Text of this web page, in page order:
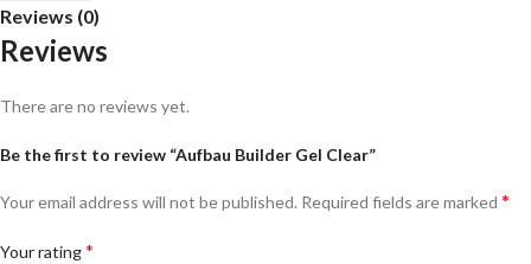
Reviews (0)
Reviews
There are no reviews yet.
Be the first to review “Aufbau Builder Gel Clear”
Your email address will not be published. Required fields are marked *
Your rating*